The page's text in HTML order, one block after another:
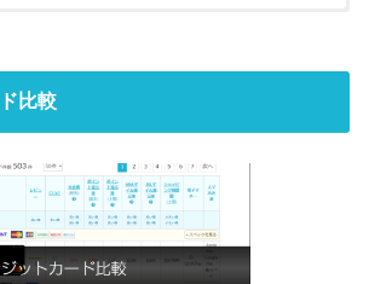
比較